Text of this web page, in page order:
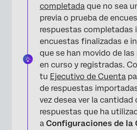
completada que no sea
previa o prueba de
respuestas completadas
encuestas finalizadas e
que se han movido de
en curso y registradas.
tu Ejecutivo de Cuenta
de respuestas
vez desea ver la cantidad
respuestas que ha
a Configuraciones de la